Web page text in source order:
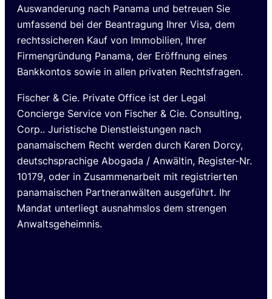
Auswanderung nach Panama und betreuen Sie
umfassend bei der Beantragung Ihrer Visa, dem
rechtssicheren Kauf von Immobilien, Ihrer
Firmengründung Panama, der Eröffnung eines
Bankkontos sowie in allen privaten Rechtsfragen.
Fischer & Cie. Private Office ist der Legal
Concierge Service von Fischer & Cie. Consulting,
Corp.. Juristische Dienstleistungen nach
panamaischem Recht werden durch Karen Dorcy,
deutschsprachige Abogada / Anwältin, Register-Nr.
10179, oder in Zusammenarbeit mit registrierten
panamaischen Partneranwälten ausgeführt. Ihr
Mandat unterliegt ausnahmslos dem strengen
Anwaltsgeheimnis.